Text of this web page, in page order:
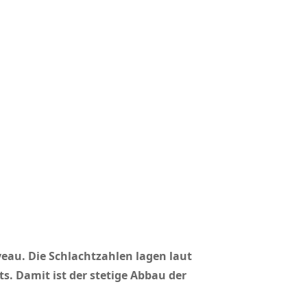
Die Schlachtzahlen lagen laut
Damit ist der stetige Abbau der